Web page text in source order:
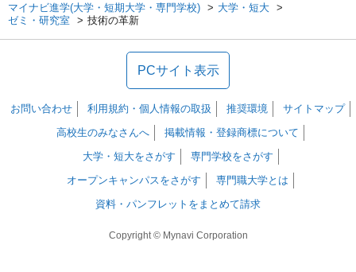
マイナビ進学(大学・短期大学・専門学校)
大学・短大
ゼミ・研究室
技術の革新
PCサイト表示
お問い合わせ 利用規約・個人情報の取扱 推奨環境
サイトマップ
高校生のみなさんへ
掲載情報・登録商標について
大学・短大をさがす
専門学校をさがす
オープンキャンパスをさがす
専門職大学とは
資料・パンフレットをまとめて請求
Copyright © Mynavi Corporation